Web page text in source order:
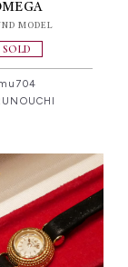
MODEL
SOLD